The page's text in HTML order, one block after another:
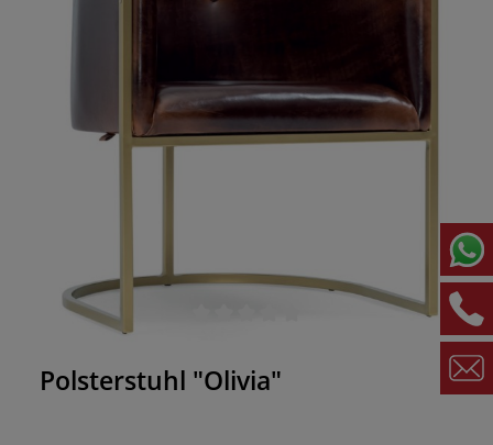
Durchschnittliche Bewertung von 0 von 5 Sternen
Polsterstuhl "Olivia"